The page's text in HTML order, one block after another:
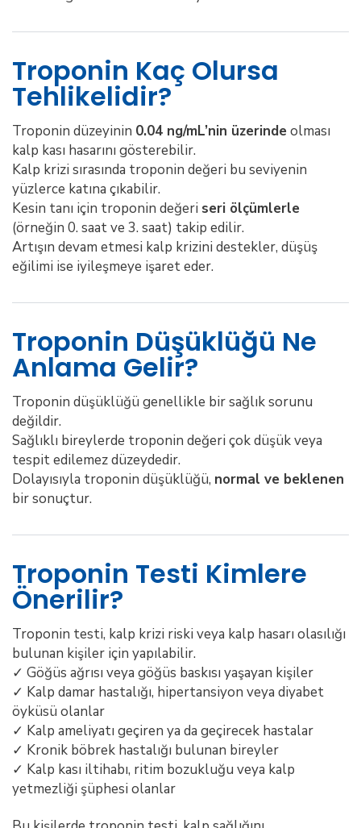
Troponin Kaç Olursa
Tehlikelidir?
Troponin düzeyinin 0.04 ng/mL’nin üzerindeolması
kalp kası hasarını gösterebilir.
Kalp krizi sırasında troponin değeri bu seviyenin
yüzlerce katına çıkabilir.
Kesin tanı için troponin değeri seri ölçümlerle
(örneğin 0. saat ve 3. saat) takip edilir.
Artışın devam etmesi kalp krizini destekler, düşüş
eğilimi ise iyileşmeye işaret eder.
Troponin Düşüklüğü Ne
Anlama Gelir?
Troponin düşüklüğü genellikle bir sağlık sorunu
değildir.
Sağlıklı bireylerde troponin değeri çok düşük veya
tespit edilemez düzeydedir.
Dolayısıyla troponin düşüklüğü, normal ve beklenen
bir sonuçtur.
Troponin Testi Kimlere
Önerilir?
Troponin testi, kalp krizi riski veya kalp hasarı olasılığı
bulunan kişiler için yapılabilir.
✓ Göğüs ağrısı veya göğüs baskısı yaşayan kişiler
✓ Kalp damar hastalığı, hipertansiyon veya diyabet
öyküsü olanlar
✓ Kalp ameliyatı geçiren ya da geçirecek hastalar
✓ Kronik böbrek hastalığı bulunan bireyler
✓ Kalp kası iltihabı, ritim bozukluğu veya kalp
yetmezliği şüphesi olanlar